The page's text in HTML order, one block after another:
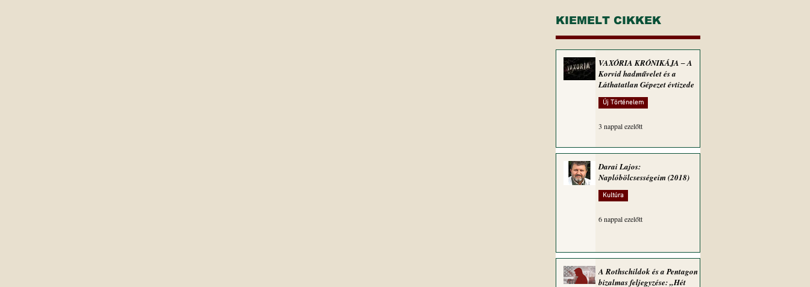
KIEMELT CIKKEK
VAXÓRIA KRÓNIKÁJA ‒ A
Korvid hadművelet és a
Láthatatlan Gépezet évtizede
Új Történelem
3 nappal ezelőtt
Darai Lajos:
Naplóbölcsességeim (2018)
Kultúra
6 nappal ezelőtt
A Rothschildok és a Pentagon
bizalmas feljegyzése: „Hét